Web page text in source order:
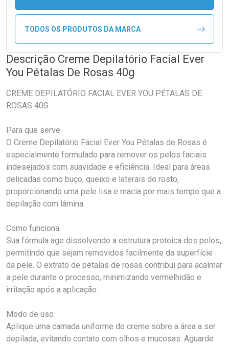
TODOS OS PRODUTOS DA MARCA
Descrição Creme Depilatório Facial Ever
You Pétalas De Rosas 40g
CREME DEPILATÓRIO FACIAL EVER YOU PÉTALAS DE
ROSAS 40G
Para que serve
O Creme Depilatório Facial Ever You Pétalas de Rosas é
especialmente formulado para remover os pelos faciais
indesejados com suavidade e eficiência. Ideal para áreas
delicadas como buço, queixo e laterais do rosto,
proporcionando uma pele lisa e macia por mais tempo que a
depilação com lâmina.
Como funciona
Sua fórmula age dissolvendo a estrutura proteica dos pelos,
permitindo que sejam removidos facilmente da superfície
da pele. O extrato de pétalas de rosas contribui para acalmar
a pele durante o processo, minimizando vermelhidão e
irritação após a aplicação.
Modo de uso
Aplique uma camada uniforme do creme sobre a área a ser
depilada, evitando contato com olhos e mucosas. Aguarde